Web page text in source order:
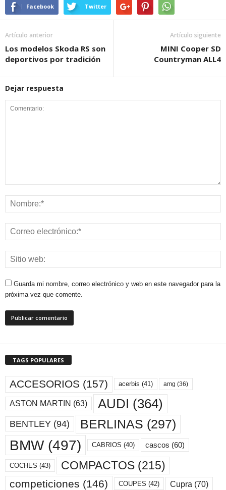
Facebook Twitter
Artículo anterior
Los modelos Skoda RS son
deportivos por tradición
Artículo siguiente
MINI Cooper SD
Countryman ALL4
Dejar respuesta
Guarda mi nombre, correo electrónico y web en este navegador para la
próxima vez que comente.
TAGS POPULARES
ACCESORIOS (157) acerbis (41) amg (36)
ASTON MARTIN (63) AUDI (364)
BENTLEY (94) BERLINAS (297)
BMW(497) CABRIOS (40) cascos (60)
COCHES (43) COMPACTOS (215)
competiciones (146) COUPES (42) Cupra (70)